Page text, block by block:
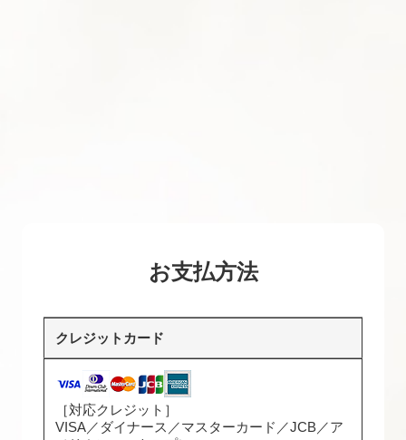
お支払方法
クレジットカード
［対応クレジット］
VISA／ダイナース／マスターカード／JCB／ア